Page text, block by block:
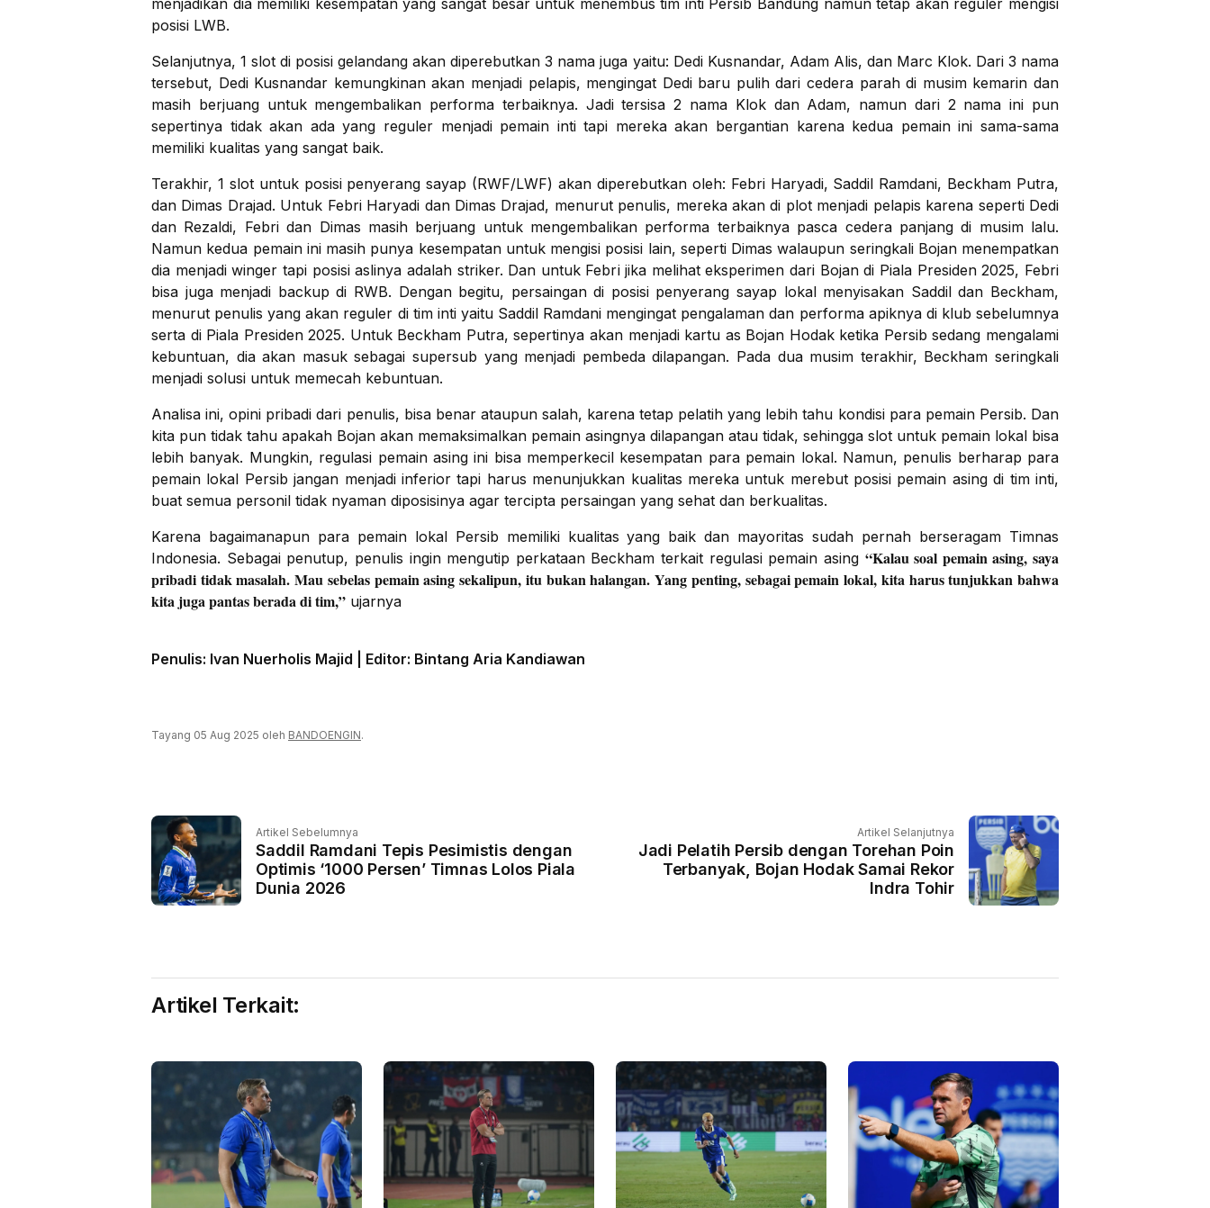
menjadikan dia memiliki kesempatan yang sangat besar untuk menembus tim inti Persib Bandung namun tetap akan reguler mengisi
posisi LWB.
Selanjutnya, 1 slot di posisi gelandang akan diperebutkan 3 nama juga yaitu: Dedi Kusnandar, Adam Alis, dan Marc Klok. Dari 3 nama
tersebut, Dedi Kusnandar kemungkinan akan menjadi pelapis, mengingat Dedi baru pulih dari cedera parah di musim kemarin dan
masih berjuang untuk mengembalikan performa terbaiknya. Jadi tersisa 2 nama Klok dan Adam, namun dari 2 nama ini pun
sepertinya tidak akan ada yang reguler menjadi pemain inti tapi mereka akan bergantian karena kedua pemain ini sama-sama
memiliki kualitas yang sangat baik.
Terakhir, 1 slot untuk posisi penyerang sayap (RWF/LWF) akan diperebutkan oleh: Febri Haryadi, Saddil Ramdani, Beckham Putra,
dan Dimas Drajad. Untuk Febri Haryadi dan Dimas Drajad, menurut penulis, mereka akan di plot menjadi pelapis karena seperti Dedi
dan Rezaldi, Febri dan Dimas masih berjuang untuk mengembalikan performa terbaiknya pasca cedera panjang di musim lalu.
Namun kedua pemain ini masih punya kesempatan untuk mengisi posisi lain, seperti Dimas walaupun seringkali Bojan menempatkan
dia menjadi winger tapi posisi aslinya adalah striker. Dan untuk Febri jika melihat eksperimen dari Bojan di Piala Presiden 2025, Febri
bisa juga menjadi backup di RWB. Dengan begitu, persaingan di posisi penyerang sayap lokal menyisakan Saddil dan Beckham,
menurut penulis yang akan reguler di tim inti yaitu Saddil Ramdani mengingat pengalaman dan performa apiknya di klub sebelumnya
serta di Piala Presiden 2025. Untuk Beckham Putra, sepertinya akan menjadi kartu as Bojan Hodak ketika Persib sedang mengalami
kebuntuan, dia akan masuk sebagai supersub yang menjadi pembeda dilapangan. Pada dua musim terakhir, Beckham seringkali
menjadi solusi untuk memecah kebuntuan.
Analisa ini, opini pribadi dari penulis, bisa benar ataupun salah, karena tetap pelatih yang lebih tahu kondisi para pemain Persib. Dan
kita pun tidak tahu apakah Bojan akan memaksimalkan pemain asingnya dilapangan atau tidak, sehingga slot untuk pemain lokal bisa
lebih banyak. Mungkin, regulasi pemain asing ini bisa memperkecil kesempatan para pemain lokal. Namun, penulis berharap para
pemain lokal Persib jangan menjadi inferior tapi harus menunjukkan kualitas mereka untuk merebut posisi pemain asing di tim inti,
buat semua personil tidak nyaman diposisinya agar tercipta persaingan yang sehat dan berkualitas.
Karena bagaimanapun para pemain lokal Persib memiliki kualitas yang baik dan mayoritas sudah pernah berseragam Timnas
Indonesia. Sebagai penutup, penulis ingin mengutip perkataan Beckham terkait regulasi pemain asing “Kalau soal pemain asing, saya
pribadi tidak masalah. Mau sebelas pemain asing sekalipun, itu bukan halangan. Yang penting, sebagai pemain lokal, kita harus tunjukkan bahwa
kita juga pantas berada di tim,” ujarnya
Penulis: Ivan Nuerholis Majid | Editor: Bintang Aria Kandiawan
Tayang 05 Aug 2025 oleh BANDOENGIN.
Artikel Sebelumnya
Saddil Ramdani Tepis Pesimistis dengan
Optimis ‘1000 Persen’ Timnas Lolos Piala
Dunia 2026
Artikel Selanjutnya
Jadi Pelatih Persib dengan Torehan Poin
Terbanyak, Bojan Hodak Samai Rekor
Indra Tohir
Artikel Terkait: